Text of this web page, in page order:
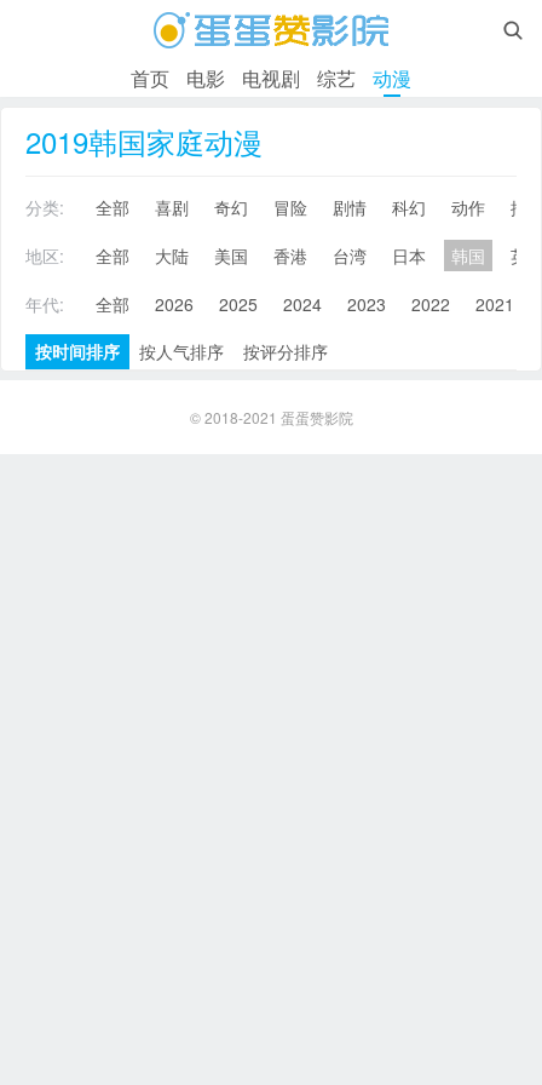

首页 电影 电视剧 综艺 动漫
2019韩国家庭动漫
分类: 全部 喜剧 奇幻 冒险 剧情 科幻 动作
搞
地区:
全部 大陆 美国 香港 台湾 日本 韩国
英
年代:
全部 2026 2025 2024 2023 2022 2021
按时间排序
按人气排序 按评分排序
© 2018-2021 蛋蛋赞影院